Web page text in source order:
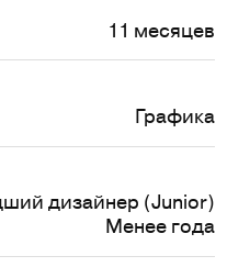
11 месяцев
Графика
дизайнер (Junior)
Менее года